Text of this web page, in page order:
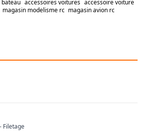
bateau accessoires voitures accessoire voiture
magasin modelisme rc magasin avion rc
Filetage